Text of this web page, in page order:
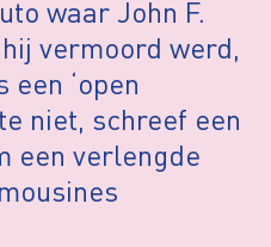
waar John F.
vermoord werd,
‘open
niet, schreef een
een verlengde